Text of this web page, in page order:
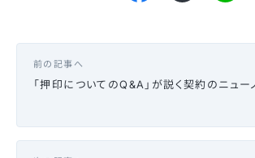
前の記事へ
「押印についてのQ&A」が説く契約のニュー